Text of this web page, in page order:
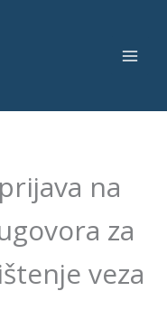
na
za
veza